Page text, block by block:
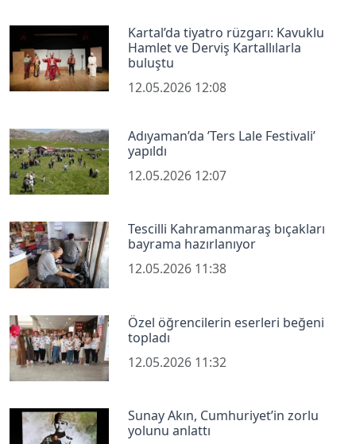
Kartal’da tiyatro rüzgarı: Kavuklu
Hamlet ve Derviş Kartallılarla
buluştu
12.05.2026 12:08
Adıyaman’da ’Ters Lale Festivali’
yapıldı
12.05.2026 12:07
Tescilli Kahramanmaraş bıçakları
bayrama hazırlanıyor
12.05.2026 11:38
Özel öğrencilerin eserleri beğeni
topladı
12.05.2026 11:32
Sunay Akın, Cumhuriyet’in zorlu
yolunu anlattı